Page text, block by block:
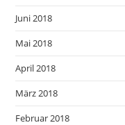
Juni 2018
Mai 2018
April 2018
März 2018
Februar 2018